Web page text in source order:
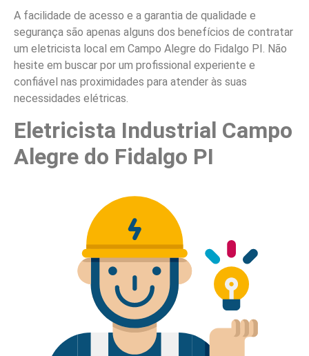
A facilidade de acesso e a garantia de qualidade e
segurança são apenas alguns dos benefícios de contratar
um eletricista local em Campo Alegre do Fidalgo PI. Não
hesite em buscar por um profissional experiente e
confiável nas proximidades para atender às suas
necessidades elétricas.
Eletricista Industrial Campo
Alegre do Fidalgo PI